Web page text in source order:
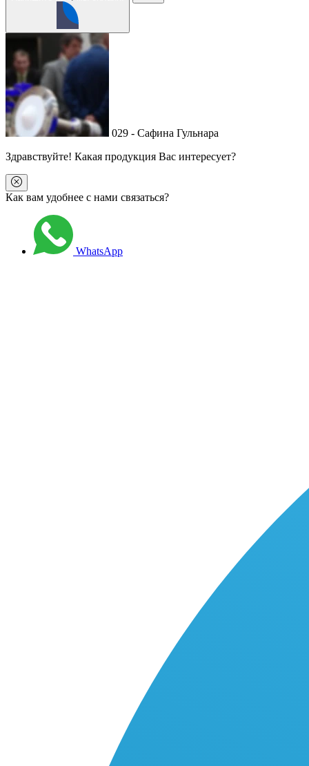
029 - Сафина Гульнара
Здравствуйте! Какая продукция Вас интересует?
Как вам удобнее с нами связаться?
WhatsApp